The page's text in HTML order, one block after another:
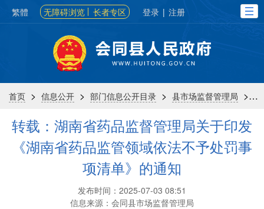
繁體 无障碍浏览 长者专区 登录 | 注册
首页 > 信息公开 > 部门信息公开目录 > 县市场监督管理局 >
转载：湖南省药品监督管理局关于印发
《湖南省药品监管领域依法不予处罚事
项清单》的通知
发布时间：2025-07-03 08:51
信息来源：会同县市场监督管理局